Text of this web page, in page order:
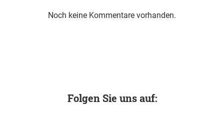
Noch keine Kommentare vorhanden.
Folgen Sie uns auf: